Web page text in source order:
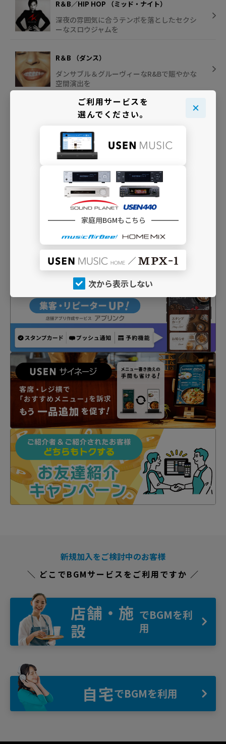
R＆B／HIP HOP （ミッド・ナイト）
深夜の雰囲気に合うテンポを落としたセクシ
ーなスロウジャムを
R＆B （ダンス）
ダンサブル＆グルーヴィーなR&Bで賑やかな
空間演出を
Chill HIP HOP
ジョンで
新規加入をご検討中のお客様
＼ どこでBGMサービスをご利用ですか ／
店舗・施
設
でBGMを利
用
自宅でBGMを利用
ご利用サービスを
選んでください。
家庭用BGMもこちら
次から表示しない